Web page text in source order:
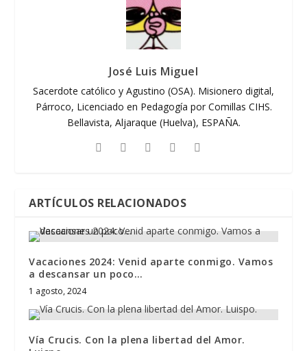
José Luis Miguel
Sacerdote católico y Agustino (OSA). Misionero digital,
Párroco, Licenciado en Pedagogía por Comillas CIHS.
Bellavista, Aljaraque (Huelva), ESPAÑA.
ARTÍCULOS RELACIONADOS
Vacaciones 2024: Venid aparte conmigo. Vamos
a descansar un poco…
1 agosto, 2024
Vía Crucis. Con la plena libertad del Amor.